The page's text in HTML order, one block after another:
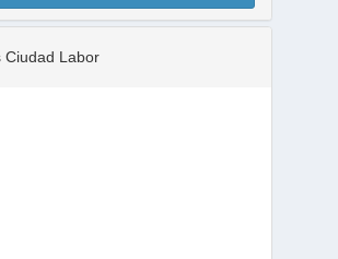
Ciudad Labor